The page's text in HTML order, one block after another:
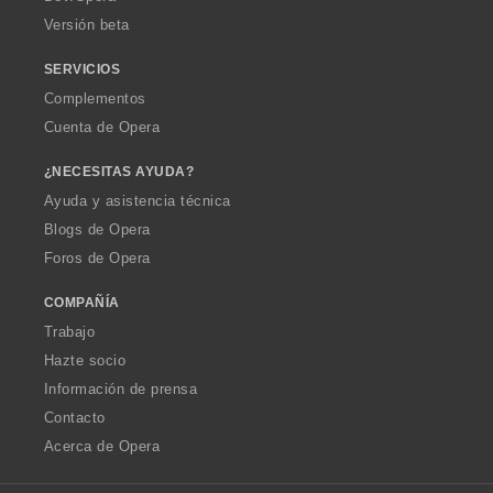
Versión beta
SERVICIOS
Complementos
Cuenta de Opera
¿NECESITAS AYUDA?
Ayuda y asistencia técnica
Blogs de Opera
Foros de Opera
COMPAÑÍA
Trabajo
Hazte socio
Información de prensa
Contacto
Acerca de Opera